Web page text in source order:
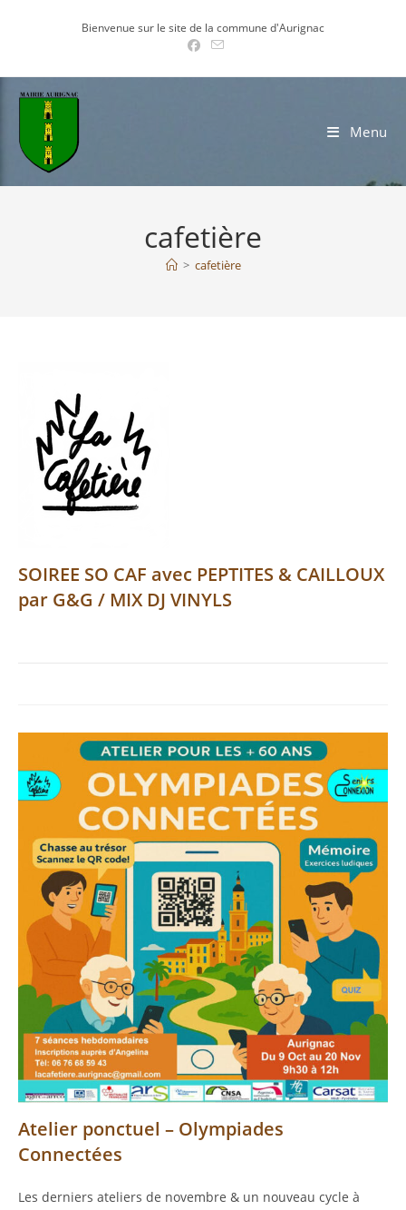
Bienvenue sur le site de la commune d'Aurignac
Menu
cafetière
> cafetière
SOIREE SO CAF avec PEPTITES & CAILLOUX
par G&G / MIX DJ VINYLS
Atelier ponctuel – Olympiades
Connectées
Les derniers ateliers de novembre & un nouveau cycle à